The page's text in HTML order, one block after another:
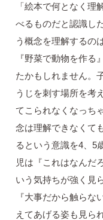
「絵本で何となく理
べるものだと認識し
う概念を理解するの
『野菜で動物を作る
たかもしれません。
うじを刺す場所を考
てこられなくなっち
念は理解できなくて
るという意識を4、5
児は『これはなんだ
いう気持ちが強く見
『大事だから触らな
えてあげる姿も見ら